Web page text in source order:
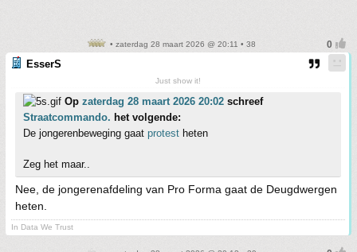
• zaterdag 28 maart 2026 @ 20:11 • 38
EsserS
Just show it!
Op zaterdag 28 maart 2026 20:02 schreef
Straatcommando. het volgende:
De jongerenbeweging gaat protest heten
Zeg het maar..
Nee, de jongerenafdeling van Pro Forma gaat de Deugdwergen
heten.
In Data We Trust